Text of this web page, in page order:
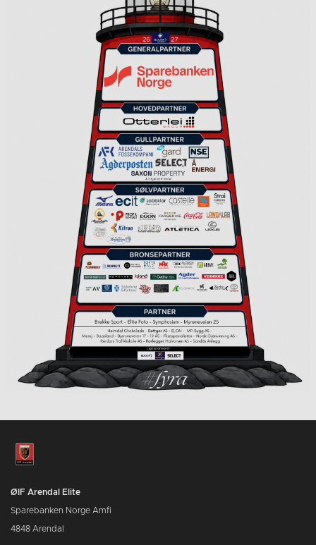
ØIF Arendal Elite
Sparebanken Norge Amfi
4848 Arendal